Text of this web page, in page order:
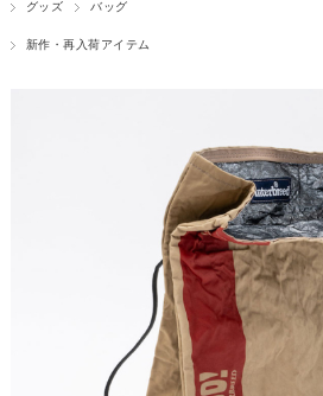
グッズ バッグ
新作・再入荷アイテム